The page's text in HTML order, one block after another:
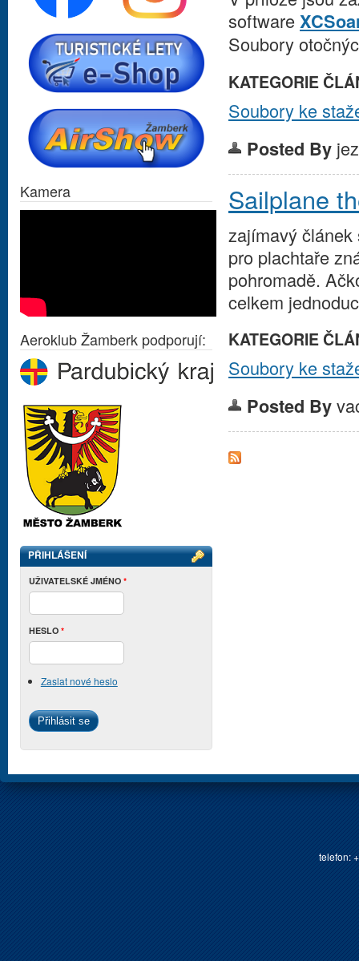
software
Soubory
KATEGORIE
Soubory ke
Posted By
Sailplane
zajímavý článek
pro plachtaře
pohromadě.
celkem
KATEGORIE
Soubory ke
Posted By
Kamera
Aeroklub Žamberk podporují:
PŘIHLÁŠENÍ
UŽIVATELSKÉ JMÉNO *
HESLO *
Zaslat nové heslo
telefon: